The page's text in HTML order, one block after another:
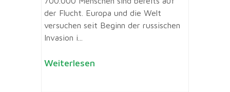
der Flucht. Europa und die Welt
versuchen seit Beginn der russischen
Invasion i...
Weiterlesen